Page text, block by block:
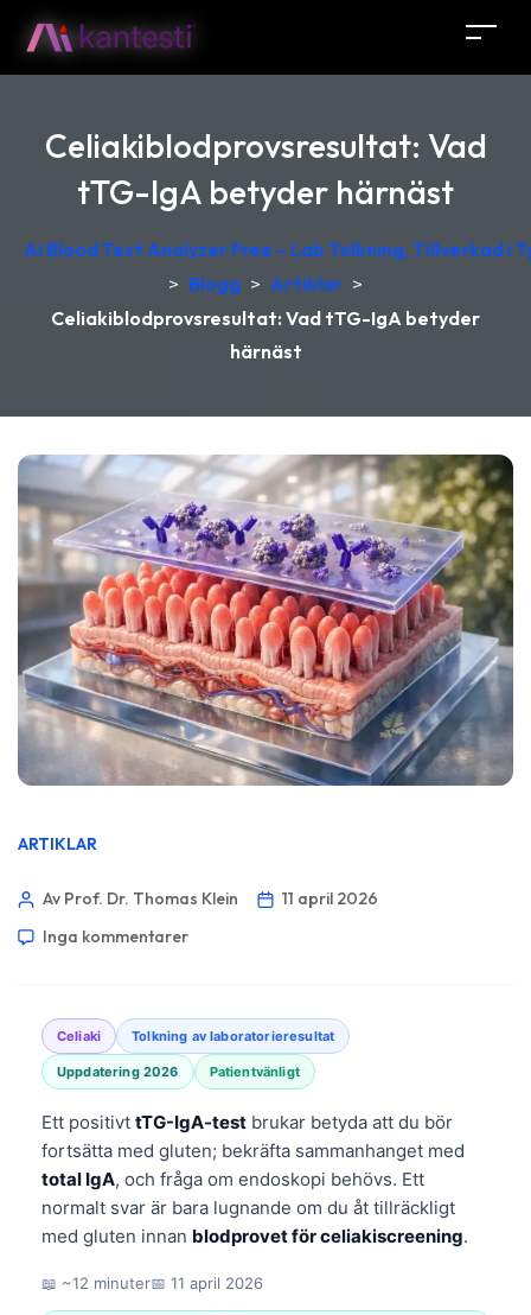
Celiakiblodprovsresultat: Vad
tTG-IgA betyder härnäst
AI Blood Test Analyzer Free – Lab Tolkning, Tillverkad i
> Blogg > Artiklar >
Celiakiblodprovsresultat: Vad tTG-IgA betyder
härnäst
ARTIKLAR
Av Prof. Dr. Thomas Klein
11 april 2026
Inga kommentarer
Celiaki Tolkning av laboratorieresultat
Uppdatering 2026 Patientvänligt
Ett positivt tTG-IgA-test brukar betyda att du bör
fortsätta med gluten; bekräfta sammanhanget med
total IgA, och fråga om endoskopi behövs. Ett
normalt svar är bara lugnande om du åt tillräckligt
med gluten innan blodprovet för celiakiscreening.
📖 ~12 minuter📅 11 april 2026